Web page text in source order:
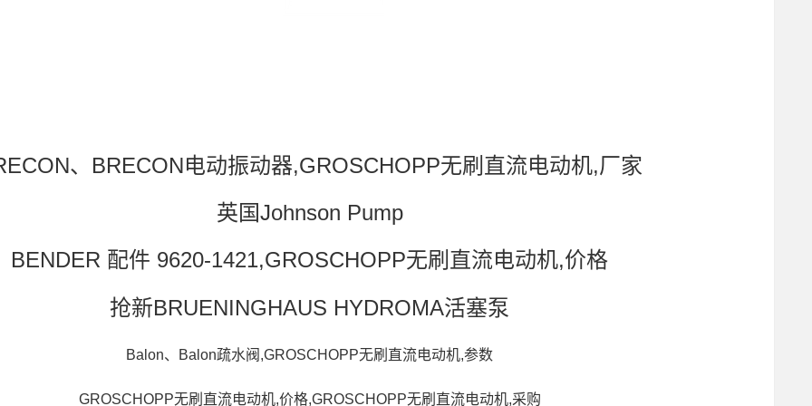
、BRECON电动振动器,GROSCHOPP无刷直流电动机,厂家
英国Johnson Pump
BENDER 配件 9620-1421,GROSCHOPP无刷直流电动机,价格
抢新BRUENINGHAUS HYDROMA活塞泵
Balon、Balon疏水阀,GROSCHOPP无刷直流电动机,参数
GROSCHOPP无刷直流电动机,价格,GROSCHOPP无刷直流电动机,采购